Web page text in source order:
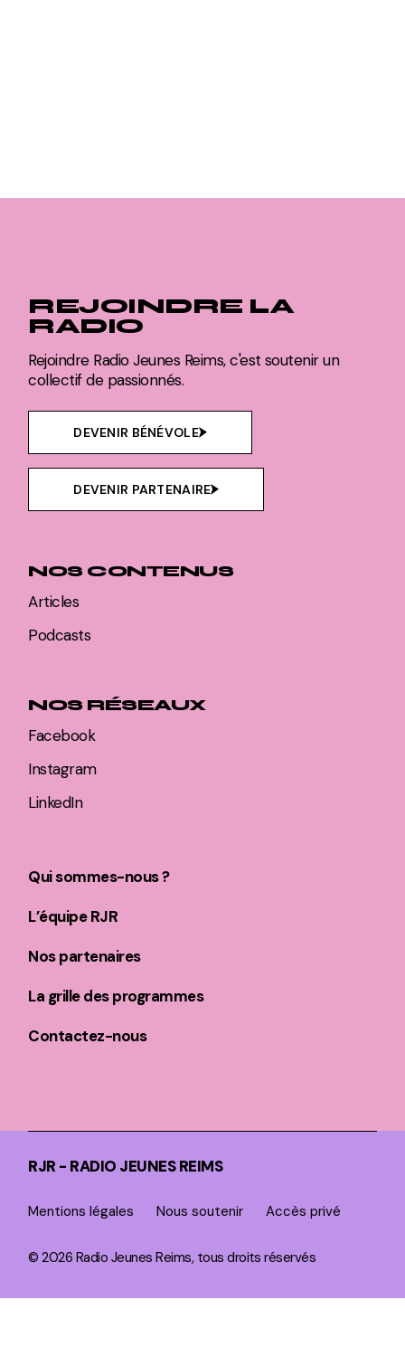
REJOINDRE LA
RADIO
Rejoindre Radio Jeunes Reims, c'est soutenir un
collectif de passionnés.
DEVENIR BÉNÉVOLE
DEVENIR PARTENAIRE
NOS CONTENUS
Articles
Podcasts
NOS RÉSEAUX
Facebook
Instagram
LinkedIn
Qui sommes-nous ?
L’équipe RJR
Nos partenaires
La grille des programmes
Contactez-nous
RJR - RADIO JEUNES REIMS
Mentions légales Nous soutenir Accès privé
© 2026 Radio Jeunes Reims, tous droits réservés